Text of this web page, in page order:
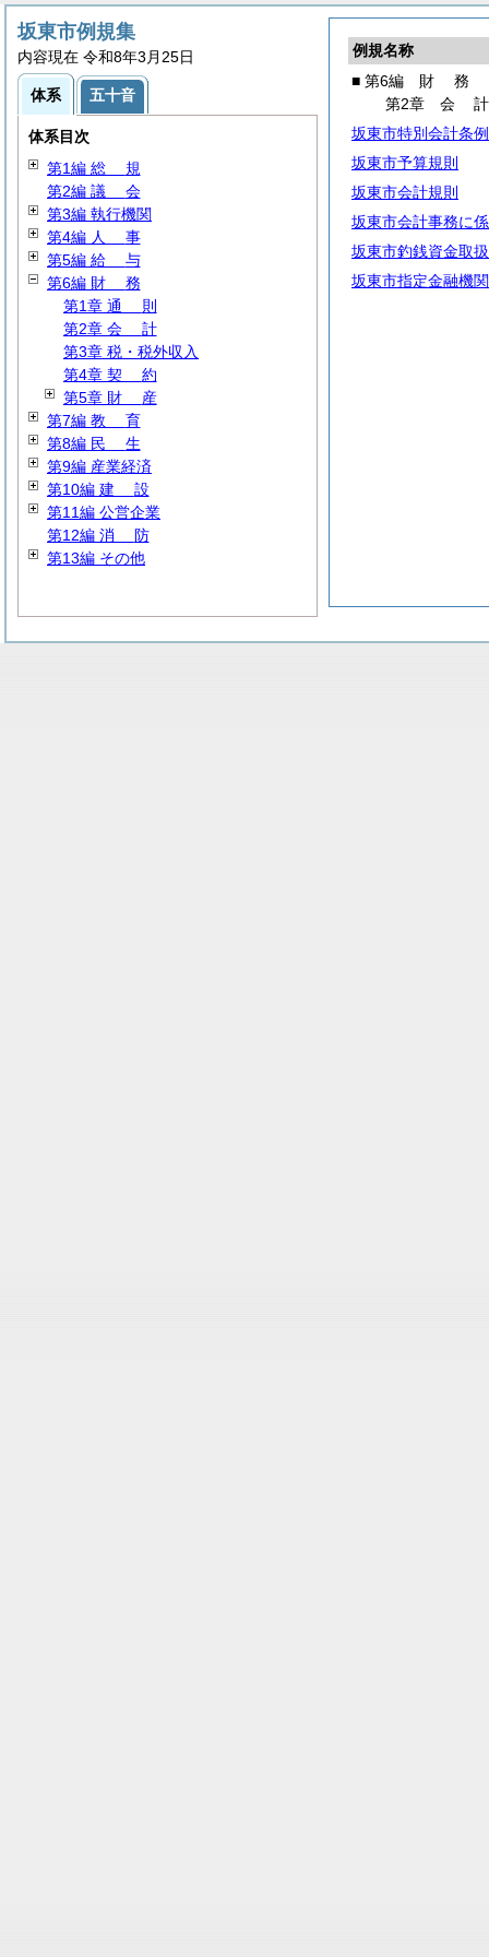
例規名称
■ 第6編 財 務
第2章 会計
坂東市特別会計条例
坂東市予算規則
坂東市会計規則
坂東市会計事務に
坂東市釣銭資金取
坂東市指定金融機
坂東市例規集
内容現在 令和8年3月25日
体系 五十音
体系目次
第1編 総 規
第2編 議 会
第3編 執行機関
第4編 人 事
第5編 給 与
第6編 財 務
第1章 通 則
第2章 会 計
第3章 税・税外収入
第4章 契 約
第5章 財 産
第7編 教 育
第8編 民 生
第9編 産業経済
第10編 建 設
第11編 公営企業
第12編 消 防
第13編 その他